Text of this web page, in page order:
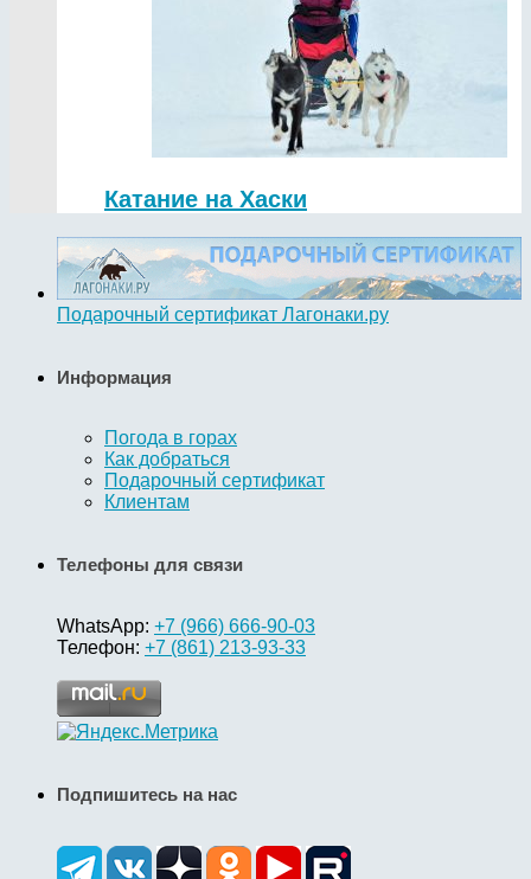
Катание на Хаски
Подарочный сертификат Лагонаки.ру
Информация
Погода в горах
Как добраться
Подарочный сертификат
Клиентам
Телефоны для связи
WhatsApp: +7 (966) 666-90-03
Телефон: +7 (861) 213-93-33
Подпишитесь на нас